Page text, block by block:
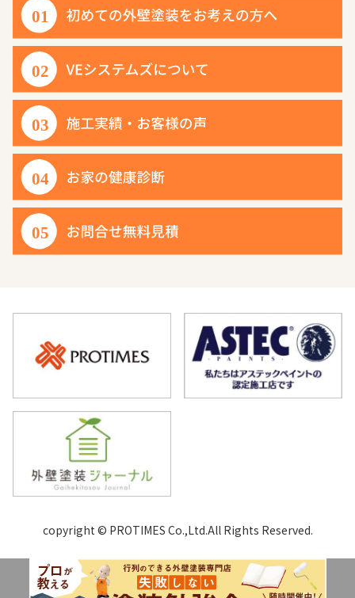
copyright © PROTIMES Co.,Ltd.All Rights Reserved.